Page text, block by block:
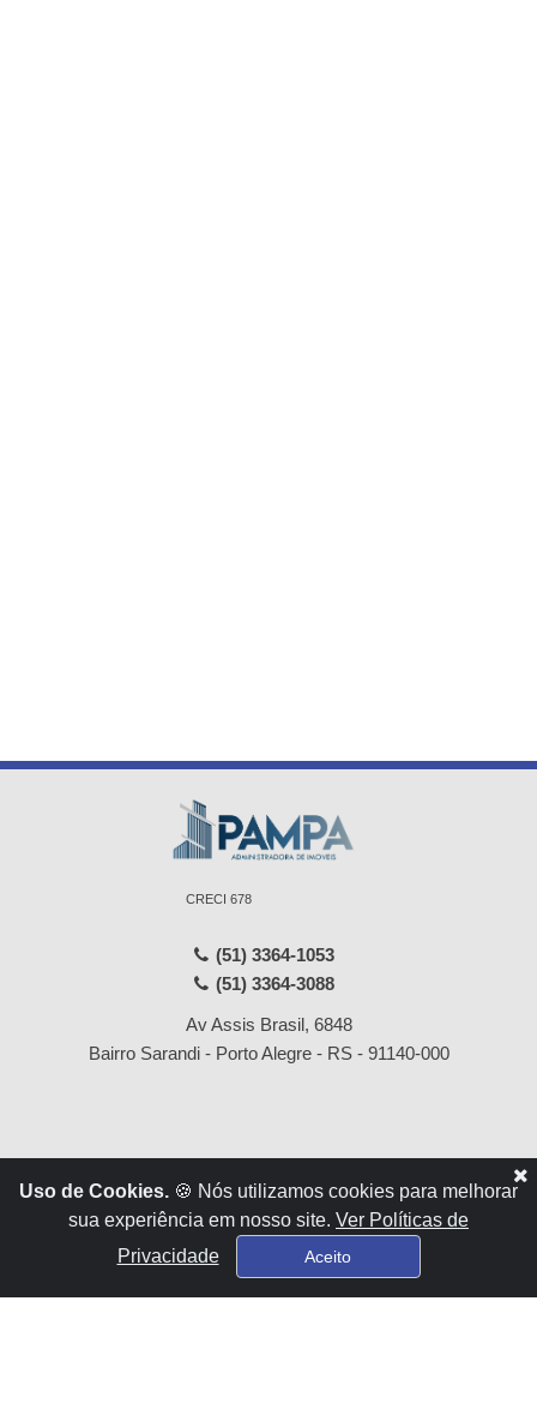
CRECI 678
(51) 3364-1053
(51) 3364-3088
Av Assis Brasil, 6848
Bairro Sarandi - Porto Alegre - RS - 91140-000
Vendas
Uso de Cookies. 🍪 Nós utilizamos cookies para melhorar
sua experiência em nosso site. Ver Políticas de
Privacidade
Aceito